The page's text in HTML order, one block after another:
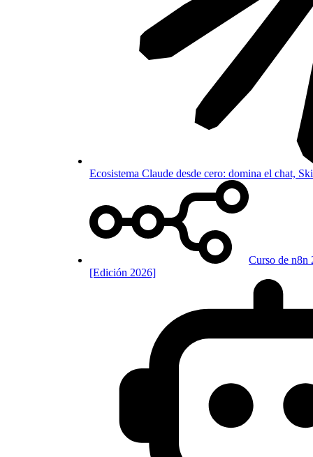
Ecosistema Claude desde cero: domina el chat,
Curso de n8n
[Edición 2026]